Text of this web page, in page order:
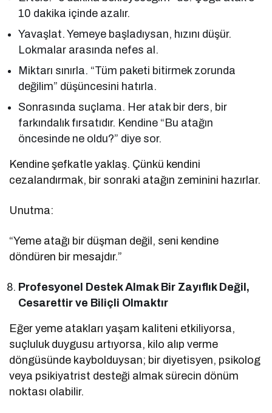
10 dakika içinde azalır.
Yavaşlat. Yemeye başladıysan, hızını düşür.
Lokmalar arasında nefes al.
Miktarı sınırla. “Tüm paketi bitirmek zorunda
değilim” düşüncesini hatırla.
Sonrasında suçlama. Her atak bir ders, bir
farkındalık fırsatıdır. Kendine “Bu atağın
öncesinde ne oldu?” diye sor.
Kendine şefkatle yaklaş. Çünkü kendini
cezalandırmak, bir sonraki atağın zeminini hazırlar.
Unutma:
“Yeme atağı bir düşman değil, seni kendine
döndüren bir mesajdır.”
Profesyonel Destek Almak Bir Zayıflık Değil,
Cesarettir ve Biliçli Olmaktır
Eğer yeme atakları yaşam kaliteni etkiliyorsa,
suçluluk duygusu artıyorsa, kilo alıp verme
döngüsünde kaybolduysan; bir diyetisyen, psikolog
veya psikiyatrist desteği almak sürecin dönüm
noktası olabilir.